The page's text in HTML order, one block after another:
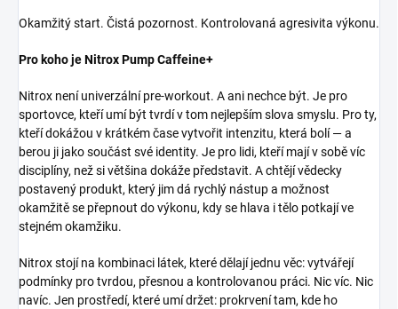
Okamžitý start. Čistá pozornost. Kontrolovaná agresivita výkonu.
Pro koho je Nitrox Pump Caffeine+
Nitrox není univerzální pre-workout. A ani nechce být. Je pro
sportovce, kteří umí být tvrdí v tom nejlepším slova smyslu. Pro ty,
kteří dokážou v krátkém čase vytvořit intenzitu, která bolí — a
berou ji jako součást své identity. Je pro lidi, kteří mají v sobě víc
disciplíny, než si většina dokáže představit. A chtějí vědecky
postavený produkt, který jim dá rychlý nástup a možnost
okamžitě se přepnout do výkonu, kdy se hlava i tělo potkají ve
stejném okamžiku.
Nitrox stojí na kombinaci látek, které dělají jednu věc: vytvářejí
podmínky pro tvrdou, přesnou a kontrolovanou práci. Nic víc. Nic
navíc. Jen prostředí, které umí držet: prokrvení tam, kde ho